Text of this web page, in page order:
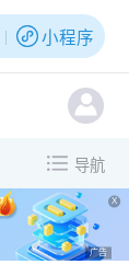
小程序
导航
X
广告